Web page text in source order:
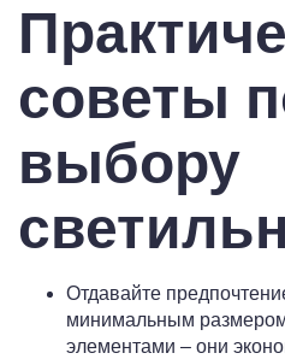
советы
выбору
Отдавайте
минимальным
элементами – они